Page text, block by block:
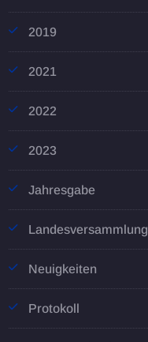
2019
2021
2022
2023
Jahresgabe
Landesversammlung
Neuigkeiten
Protokoll